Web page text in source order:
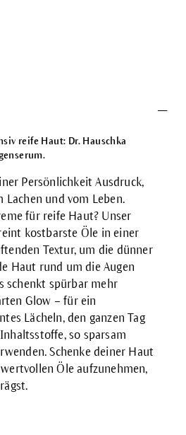
reife Haut: Dr. Hauschka
Persönlichkeit Ausdruck,
Lachen und vom Leben.
für reife Haut? Unser
kostbarste Öle in einer
Textur, um die dünner
Haut rund um die Augen
schenkt spürbar mehr
Glow – für ein
Lächeln, den ganzen Tag
so sparsam
Schenke deiner Haut
Öle aufzunehmen,